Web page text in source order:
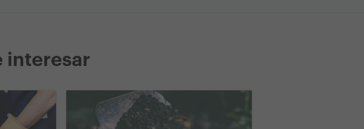
interesar